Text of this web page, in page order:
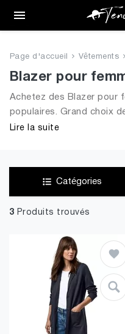
Femme
Vêtements
Chaussures
Sacs
Page d'accueil Vêtements
Blazer pour
Achetez des Blazer pour
populaires. Grand choix
tendances de 2026 pour
Lire la suite
Catégories
3 Produits trouvés